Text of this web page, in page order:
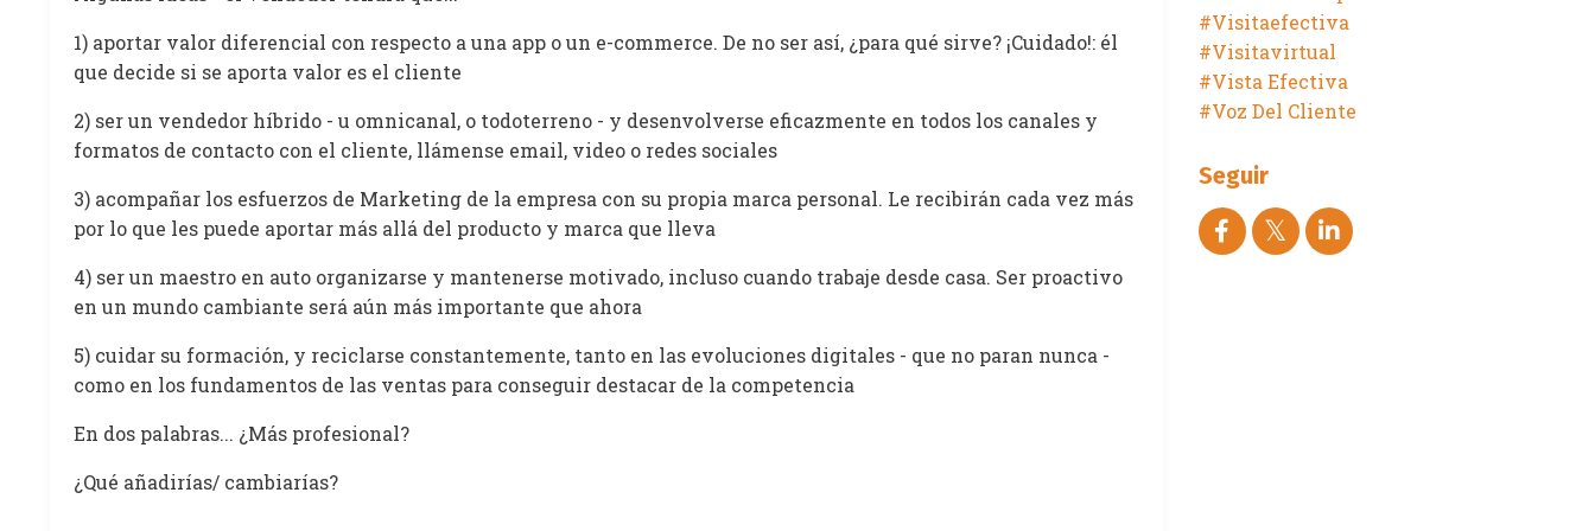
1) aportar valor diferencial con respecto a una app o un e-commerce. De no ser así, ¿para qué sirve? ¡Cuidado!: él
que decide si se aporta valor es el cliente
2) ser un vendedor híbrido - u omnicanal, o todoterreno - y desenvolverse eficazmente en todos los canales y
formatos de contacto con el cliente, llámense email, video o redes sociales
3) acompañar los esfuerzos de Marketing de la empresa con su propia marca personal. Le recibirán cada vez más
por lo que les puede aportar más allá del producto y marca que lleva
4) ser un maestro en auto organizarse y mantenerse motivado, incluso cuando trabaje desde casa. Ser proactivo
en un mundo cambiante será aún más importante que ahora
5) cuidar su formación, y reciclarse constantemente, tanto en las evoluciones digitales - que no paran nunca -
como en los fundamentos de las ventas para conseguir destacar de la competencia
En dos palabras... ¿Más profesional?
¿Qué añadirías/ cambiarías?
#visitaefectiva
#visitavirtual
#vista Efectiva
#voz Del Cliente
Seguir